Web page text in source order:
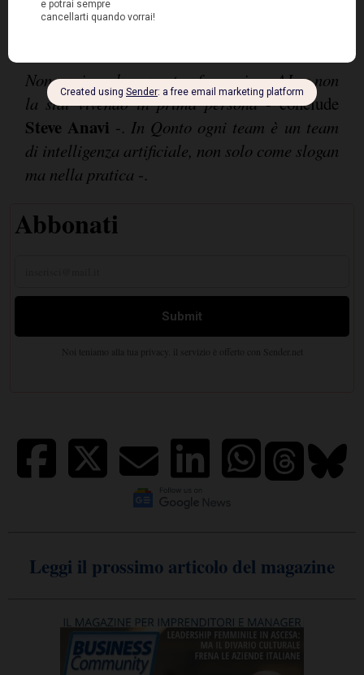
Non puoi vendere una trasformazione AI se non
la stai vivendo in prima persona- conclude
Steve Anavi -. In Qonto ogni team è un team
di intelligenza artificiale, non solo come slogan
ma nella pratica -.
Leggi il prossimo articolo del magazine